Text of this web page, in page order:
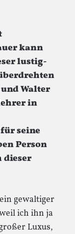
kann
lustig-
Walter
in
seine
Person
dieser
gewaltiger
ich ihn ja
Luxus,